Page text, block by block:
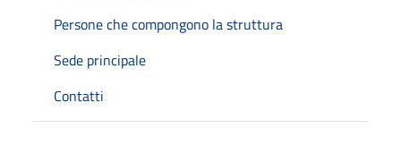
Persone che compongono la struttura
Sede principale
Contatti